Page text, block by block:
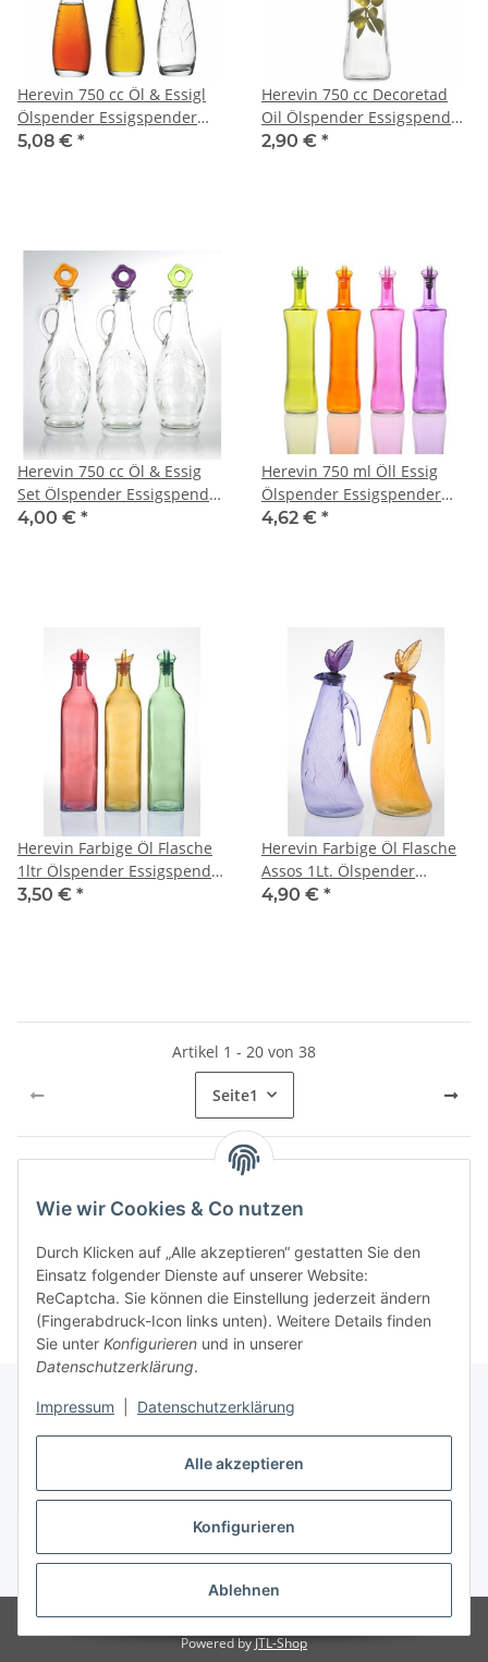
Alle akzeptieren
Konfigurieren
Ablehnen
Wie wir Cookies & Co nutzen
Durch Klicken auf „Alle akzeptieren“ gestatten Sie den
Einsatz folgender Dienste auf unserer Website:
ReCaptcha. Sie können die Einstellung jederzeit ändern
(Fingerabdruck-Icon links unten). Weitere Details finden
Sie unter Konfigurieren und in unserer
Datenschutzerklärung.
Impressum Datenschutzerklärung
Herevin 750 cc Öl & Essigl
Ölspender Essigspender
Glasflasche Deko Sirkelik
5,08 € *
Herevin 750 cc Decoretad
Oil Ölspender Essigspender
Ölbehälter Essigbehälter
2,90 € *
Herevin 750 cc Öl & Essig
Set Ölspender Essigspender
Glasflasche Deko Sirkelik
4,00 € *
Herevin 750 ml Öll Essig
Ölspender Essigspender
Ölbehälter Essigbehälter
4,62 € *
Herevin Farbige Öl Flasche
1ltr Ölspender Essigspender
ÖlBehälter Essigbehälter
3,50 € *
Herevin Farbige Öl Flasche
Assos 1Lt. Ölspender
Essigspender ÖlBehälter
4,90 € *
Artikel 1 - 20 von 38
Seite1
Informationen
Hersteller
Rechtliches
Vertrag widerrufen
* Alle Preise inkl. gesetzlicher USt., zzgl.Versand
© Vision-Homecollection
Powered byJTL-Shop